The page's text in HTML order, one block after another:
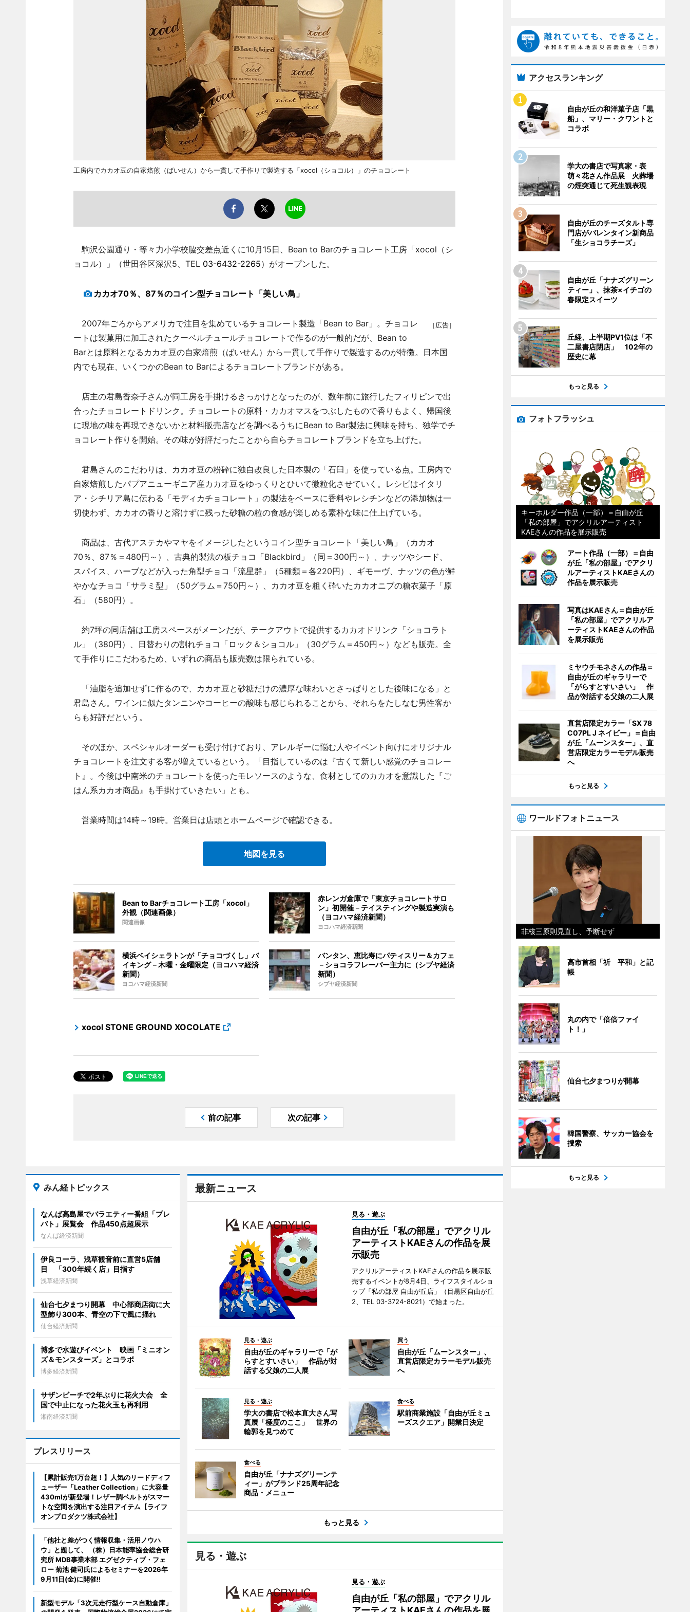
工房内でカカオ豆の自家焙煎（ばいせん）から一貫して手作りで製造する「xocol（ショコル）」のチョコレート
駒沢公園通り・等々力小学校脇交差点近くに10月15日、Bean to Barのチョコレート工房「xocol（シ
ョコル）」（世田谷区深沢5、TEL 03-6432-2265）がオープンした。
カカオ70％、87％のコイン型チョコレート「美しい鳥」
［広告］
2007年ごろからアメリカで注目を集めているチョコレート製造「Bean to Bar」。チョコレ
ートは製菓用に加工されたクーベルチュールチョコレートで作るのが一般的だが、Bean to
Barとは原料となるカカオ豆の自家焙煎（ばいせん）から一貫して手作りで製造するのが特徴。日本国
内でも現在、いくつかのBean to Barによるチョコレートブランドがある。
店主の君島香奈子さんが同工房を手掛けるきっかけとなったのが、数年前に旅行したフィリピンで出
合ったチョコレートドリンク。チョコレートの原料・カカオマスをつぶしたもので香りもよく、帰国後
に現地の味を再現できないかと材料販売店などを調べるうちにBean to Bar製法に興味を持ち、独学でチ
ョコレート作りを開始。その味が好評だったことから自らチョコレートブランドを立ち上げた。
君島さんのこだわりは、カカオ豆の粉砕に独自改良した日本製の「石臼」を使っている点。工房内で
自家焙煎したパプアニューギニア産カカオ豆をゆっくりとひいて微粒化させていく。レシピはイタリ
ア・シチリア島に伝わる「モディカチョコレート」の製法をベースに香料やレシチンなどの添加物は一
切使わず、カカオの香りと溶けずに残った砂糖の粒の食感が楽しめる素朴な味に仕上げている。
商品は、古代アステカやマヤをイメージしたというコイン型チョコレート「美しい鳥」（カカオ
70％、87％＝480円～）、古典的製法の板チョコ「Blackbird」（同＝300円～）、ナッツやシード、
スパイス、ハーブなどが入った角型チョコ「流星群」（5種類＝各220円）、ギモーヴ、ナッツの色が鮮
やかなチョコ「サラミ型」（50グラム＝750円～）、カカオ豆を粗く砕いたカカオニブの糖衣菓子「原
石」（580円）。
約7坪の同店舗は工房スペースがメーンだが、テークアウトで提供するカカオドリンク「ショコラト
ル」（380円）、日替わりの割れチョコ「ロック＆ショコル」（30グラム＝450円～）なども販売。全
て手作りにこだわるため、いずれの商品も販売数は限られている。
「油脂を追加せずに作るので、カカオ豆と砂糖だけの濃厚な味わいとさっぱりとした後味になる」と
君島さん。ワインに似たタンニンやコーヒーの酸味も感じられることから、それらをたしなむ男性客か
らも好評だという。
そのほか、スペシャルオーダーも受け付けており、アレルギーに悩む人やイベント向けにオリジナル
チョコレートを注文する客が増えているという。「目指しているのは『古くて新しい感覚のチョコレー
ト』。今後は中南米のチョコレートを使ったモレソースのような、食材としてのカカオを意識した『ご
はん系カカオ商品』も手掛けていきたい」とも。
営業時間は14時～19時。営業日は店頭とホームページで確認できる。
地図を見る
Bean to Barチョコレート工房「xocol」
外観（関連画像）
関連画像
赤レンガ倉庫で「東京チョコレートサロ
ン」初開催－テイスティングや製造実演も
（ヨコハマ経済新聞）
ヨコハマ経済新聞
横浜ベイシェラトンが「チョコづくし」バ
イキング－木曜・金曜限定（ヨコハマ経済
新聞）
ヨコハマ経済新聞
バンタン、恵比寿にパティスリー＆カフェ
－ショコラフレーバー主力に（シブヤ経済
新聞）
シブヤ経済新聞
xocol STONE GROUND XOCOLATE
前の記事 次の記事
最新ニュース
見る・遊ぶ
自由が丘「私の部屋」でアクリル
アーティストKAEさんの作品を展
示販売
アクリルアーティストKAEさんの作品を展示販
売するイベントが8月4日、ライフスタイルショ
ップ「私の部屋 自由が丘店」（目黒区自由が丘
2、TEL 03-3724-8021）で始まった。
見る・遊ぶ
自由が丘のギャラリーで「が
らすとすいさい」 作品が対
話する父娘の二人展
買う
自由が丘「ムーンスター」、
直営店限定カラーモデル販売
へ
見る・遊ぶ
学大の書店で松本直大さん写
真展「極度のここ」 世界の
輪郭を見つめて
食べる
駅前商業施設「自由が丘ミュ
ーズスクエア」開業日決定
食べる
自由が丘「ナナズグリーンテ
ィー」がブランド25周年記念
商品・メニュー
もっと見る
見る・遊ぶ
見る・遊ぶ
自由が丘「私の部屋」でアクリル
みん経トピックス
なんば高島屋でバラエティー番組「プレ
バト」展覧会 作品450点超展示
なんば経済新聞
伊良コーラ、浅草観音前に直営5店舗
目 「300年続く店」目指す
浅草経済新聞
仙台七夕まつり開幕 中心部商店街に大
型飾り300本、青空の下で風に揺れ
仙台経済新聞
博多で水遊びイベント 映画「ミニオン
ズ＆モンスターズ」とコラボ
博多経済新聞
サザンビーチで2年ぶりに花火大会 全
国で中止になった花火玉も再利用
湘南経済新聞
プレスリリース
【累計販売1万台超！】人気のリードディフ
ューザー「Leather Collection」に大容量
430mlが新登場！レザー調ベルトがスマー
トな空間を演出する注目アイテム【ライフ
オンプロダクツ株式会社】
「他社と差がつく情報収集・活用ノウハ
ウ」と題して、 （株）日本能率協会総合研
究所 MDB事業本部 エグゼクティブ・フェ
ロー 菊池 健司氏によるセミナーを2026年
9月11日(金)に開催!!
新型モデル「3次元走行型ケース自動倉庫」
アクセスランキング
自由が丘の和洋菓子店「黒
船」、マリー・クワントと
コラボ
学大の書店で写真家・表
萌々花さん作品展 火葬場
の煙突通じて死生観表現
自由が丘のチーズタルト専
門店がバレンタイン新商品
「生ショコラチーズ」
自由が丘「ナナズグリーン
ティー」、抹茶×イチゴの
春限定スイーツ
丘経、上半期PV1位は「不
二屋書店閉店」 102年の
歴史に幕
もっと見る
フォトフラッシュ
キーホルダー作品（一部）＝自由が丘
「私の部屋」でアクリルアーティスト
KAEさんの作品を展示販売
アート作品（一部）＝自由
が丘「私の部屋」でアクリ
ルアーティストKAEさんの
作品を展示販売
写真はKAEさん＝自由が丘
「私の部屋」でアクリルア
ーティストKAEさんの作品
を展示販売
ミヤウチモネさんの作品＝
自由が丘のギャラリーで
「がらすとすいさい」 作
品が対話する父娘の二人展
直営店限定カラー「SX 78
C07PL J ネイビー」＝自由
が丘「ムーンスター」、直
営店限定カラーモデル販売
へ
もっと見る
ワールドフォトニュース
非核三原則見直し、予断せず
高市首相「祈 平和」と記
帳
丸の内で「倍倍ファイ
ト！」
仙台七夕まつりが開幕
韓国警察、サッカー協会を
捜索
もっと見る